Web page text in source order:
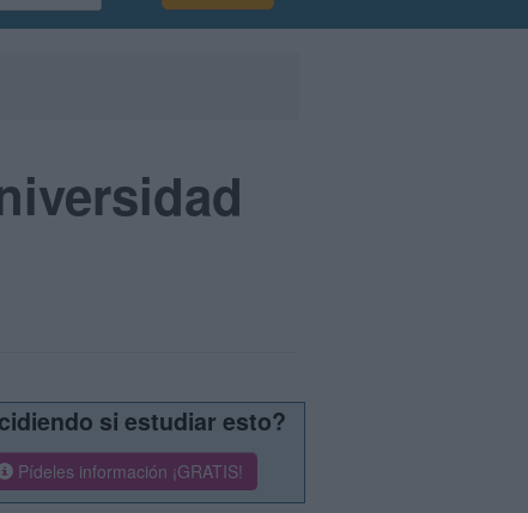
si estudiar esto?
Pídeles información ¡GRATIS!